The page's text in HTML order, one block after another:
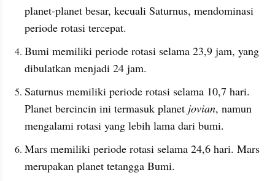
planet-planet besar, kecuali Saturnus, mendominasi
periode rotasi tercepat.
Bumi memiliki periode rotasi selama 23,9 jam, yang
dibulatkan menjadi 24 jam.
Saturnus memiliki periode rotasi selama 10,7 hari.
Planet bercincin ini termasuk planet jovian, namun
mengalami rotasi yang lebih lama dari bumi.
Mars memiliki periode rotasi selama 24,6 hari. Mars
merupakan planet tetangga Bumi.